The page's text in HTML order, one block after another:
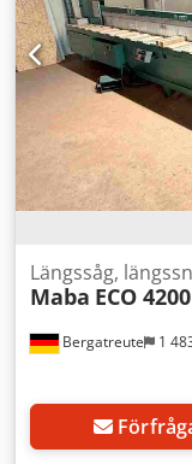
Bergatreute 1
Längssåg,
Maba ECO 4200